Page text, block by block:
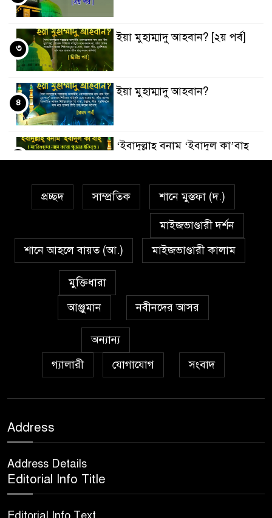
ইয়া মুহাম্মাদু আহবান? [২য় পর্ব]
৩
ইয়া মুহাম্মাদু আহবান?
৪
‘ইবাদুল্লাহ্ বনাম ‘ইবাদুল কা’বাহ্
সর্বকালের সব সমস্যার সমাধানের
একমাত্র উপায় মহানবী (দঃ) আদর্শ
প্রেমাস্পদের গলি
অঞ্চল ভিত্তিক জশনে জুলূসে ঈদে
মিলাদুন্নবী এর গুরুত্ব
আইয়ূবীদের গ্রীবায় মারওয়ানী
১০
‘উরসে পাক সম্পন্ন
প্রচ্ছদ সাম্প্রতিক শানে মুস্তফা (দ.)
শানে আহলে বায়ত (আ.)
মাইজভাণ্ডারী দর্শন
মাইজভাণ্ডারী কালাম
মুক্তিধারা
আঞ্জুমান
নবীনদের আসর
অন্যান্য
গ্যালারী
যোগাযোগ সংবাদ
Address
Address Details
Editorial Info Title
Editorial Info Text